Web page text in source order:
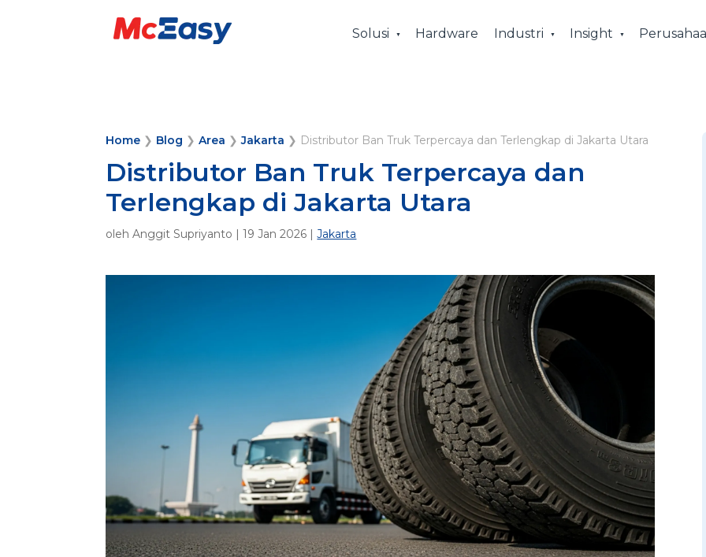
Solusi Hardware Industri Insight
Home ❯ Blog ❯Area ❯Jakarta ❯ Distributor Ban Truk Terpercaya dan Terlengkap di Jakarta Utara
Distributor Ban Truk Terpercaya dan
Terlengkap di Jakarta Utara
olehAnggit Supriyanto |19 Jan 2026 |Jakarta